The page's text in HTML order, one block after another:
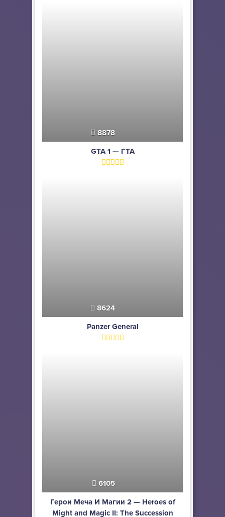
8878
GTA 1 — ГТА
8624
Panzer General
6105
Герои Меча И Магии 2 — Heroes of
Might and Magic II: The Succession